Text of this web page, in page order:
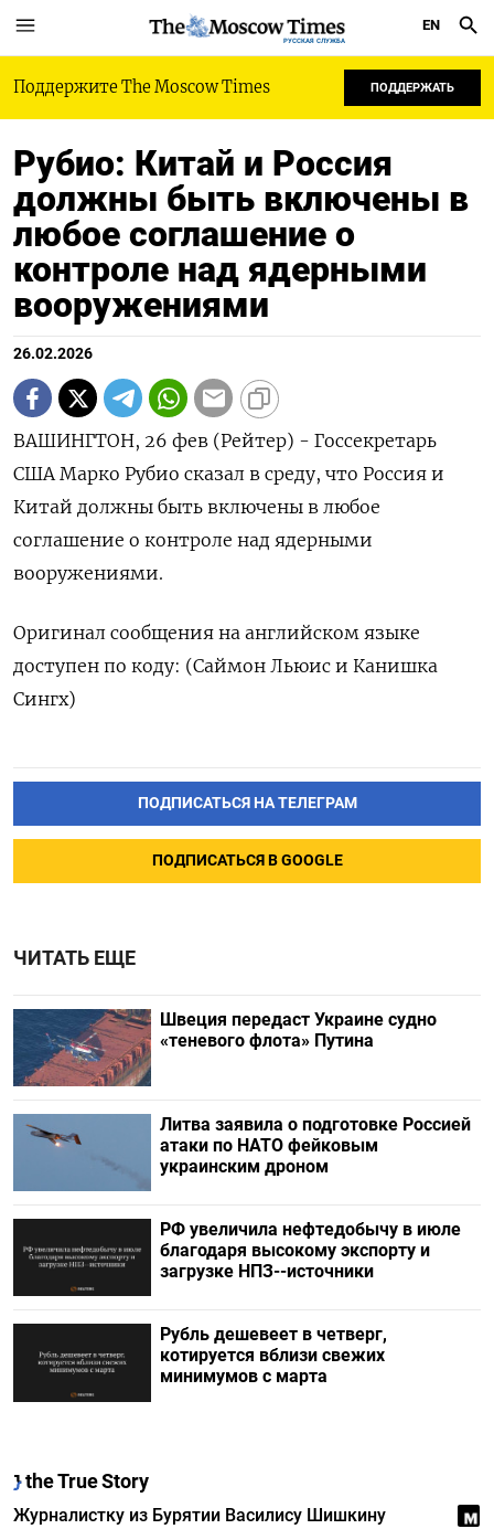
РУССКАЯ СЛУЖБА
EN
Поддержите The Moscow Times ПОДДЕРЖАТЬ
Рубио: Китай и Россия
должны быть включены в
любое соглашение о
контроле над ядерными
вооружениями
26.02.2026
ВАШИНГТОН, 26 фев (Рейтер) - ‌Госсекретарь ​
США Марко Рубио ​сказал ​в ⁠среду, ‌что ‌Россия и ​
Китай ‌должны ​быть включены ‌в любое
соглашение о ​контроле ​над ‌ядерными ​
вооружениями.
Оригинал сообщения на английском ​языке
⁠доступен по ‌коду: (Саймон ‌Льюис и ​Канишка
‌Сингх)
ПОДПИСАТЬСЯ НА ТЕЛЕГРАМ
ПОДПИСАТЬСЯ В GOOGLE
ЧИТАТЬ ЕЩЕ
Швеция передаст Украине судно
«теневого флота» Путина
Литва заявила о подготовке Россией
атаки по НАТО фейковым
украинским дроном
РФ увеличила нефтедобычу в июле
благодаря высокому экспорту и
загрузке НПЗ--источники
Рубль дешевеет в четверг,
котируется вблизи свежих
минимумов с марта